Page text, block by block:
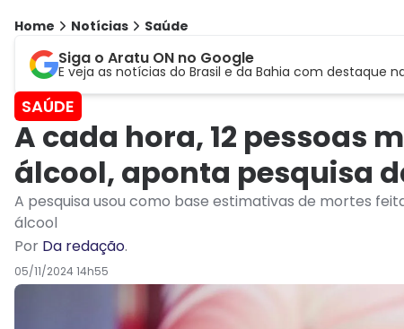
Home Notícias Saúde
Siga o Aratu ON no Google
E veja as notícias do Brasil e da Bahia com destaque
SAÚDE
A cada hora, 12 pessoas
álcool, aponta pesquisa
A pesquisa usou como base estimativas de mortes
álcool
Por Da redação.
05/11/2024 14h55